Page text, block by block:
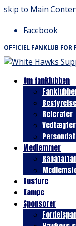
skip to Main
Facebook
OFFICIEL FANKLUB FOR
Om fanklubben
Referater
Vedtægter
Medlemmer
Busture
Kampe
Sponsorer